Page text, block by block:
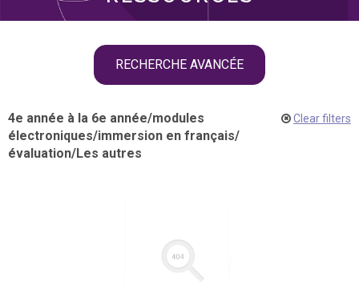
RECHERCHE AVANCÉE
4e année à la 6e année/modules
électroniques/immersion en français/
évaluation/Les autres
Clear filters